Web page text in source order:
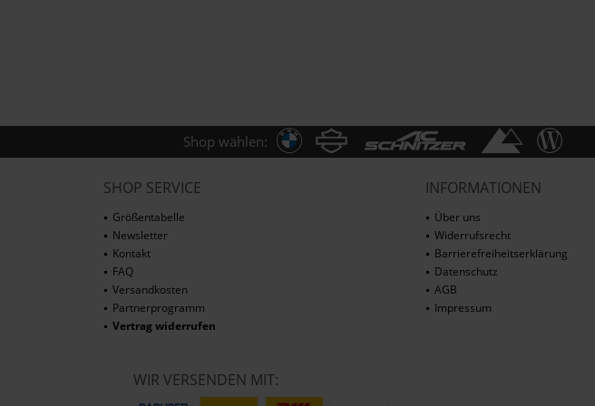
Shop wählen:
SHOP SERVICE
Größentabelle
Newsletter
Kontakt
FAQ
Versandkosten
Partnerprogramm
Vertrag widerrufen
INFORMATIONEN
Über uns
Widerrufsrecht
Barrierefreiheitserklärung
Datenschutz
AGB
Impressum
WIR VERSENDEN MIT: